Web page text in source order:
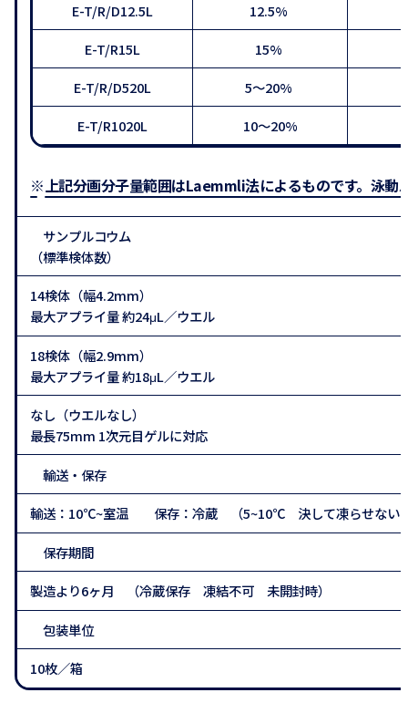
E-T/R/D12.5L
12.5%
E-T/R15L
15%
E-T/R/D520L
5～20%
E-T/R1020L
10～20%
※上記分画分子量範囲はLaemmli法によるものです。泳
サンプルコウム
（標準検体数）
14検体（幅4.2mm）
最大アプライ量 約24μL／ウエル
18検体（幅2.9mm）
最大アプライ量 約18μL／ウエル
なし（ウエルなし）
最長75mm 1次元目ゲルに対応
輸送・保存
輸送：10℃~室温 保存：冷蔵 （5~10℃ 決して凍らせない
保存期間
製造より6ヶ月 （冷蔵保存 凍結不可 未開封時）
包装単位
10枚／箱